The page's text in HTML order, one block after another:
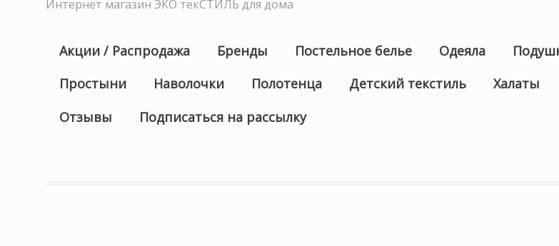
Интернет магазин ЭКО текСТИЛЬ для дома
Акции / Распродажа Бренды Постельное белье Одеяла
Простыни
Наволочки Полотенца Детский текстиль Халаты
Отзывы
Подписаться на рассылку